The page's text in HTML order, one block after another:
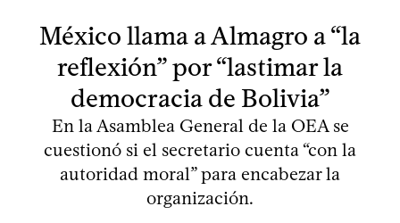
México llama a Almagro a “la
reflexión” por “lastimar la
democracia de Bolivia”
En la Asamblea General de la OEA se
cuestionó si el secretario cuenta “con la
autoridad moral” para encabezar la
organización.